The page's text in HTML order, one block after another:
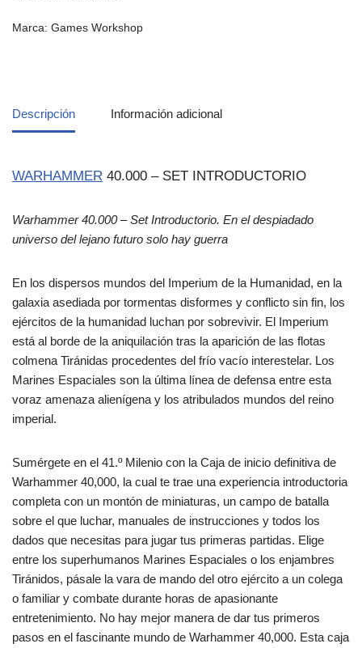
Marca: Games Workshop
Descripción Información adicional
WARHAMMER 40.000 – SET INTRODUCTORIO
Warhammer 40.000 – Set Introductorio. En el despiadado
universo del lejano futuro solo hay guerra
En los dispersos mundos del Imperium de la Humanidad, en la
galaxia asediada por tormentas disformes y conflicto sin fin, los
ejércitos de la humanidad luchan por sobrevivir. El Imperium
está al borde de la aniquilación tras la aparición de las flotas
colmena Tiránidas procedentes del frío vacío interestelar. Los
Marines Espaciales son la última línea de defensa entre esta
voraz amenaza alienígena y los atribulados mundos del reino
imperial.
Sumérgete en el 41.º Milenio con la Caja de inicio definitiva de
Warhammer 40,000, la cual te trae una experiencia introductoria
completa con un montón de miniaturas, un campo de batalla
sobre el que luchar, manuales de instrucciones y todos los
dados que necesitas para jugar tus primeras partidas. Elige
entre los superhumanos Marines Espaciales o los enjambres
Tiránidos, pásale la vara de mando del otro ejército a un colega
o familiar y combate durante horas de apasionante
entretenimiento. No hay mejor manera de dar tus primeros
pasos en el fascinante mundo de Warhammer 40,000. Esta caja